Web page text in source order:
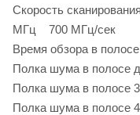
Скорость
МГц 700 МГц/сек
Время обзора в
Полка шума в
Полка шума в полосе
Полка шума в полосе